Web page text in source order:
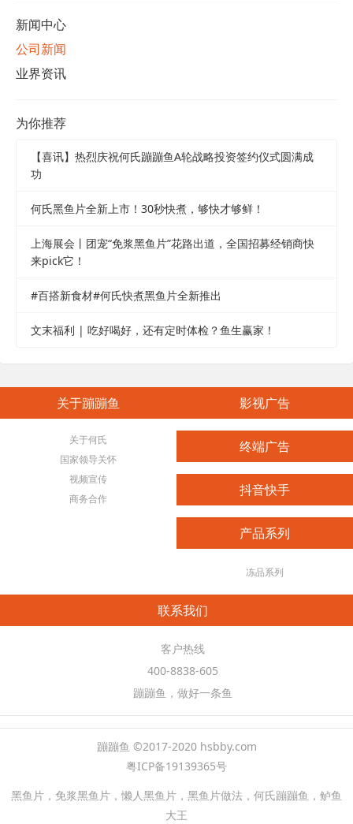
新闻中心
公司新闻
业界资讯
为你推荐
【喜讯】热烈庆祝何氏蹦蹦鱼A轮战略投资签约仪式圆满成
功
何氏黑鱼片全新上市！30秒快煮，够快才够鲜！
上海展会丨团宠“免浆黑鱼片”花路出道，全国招募经销商快
来pick它！
#百搭新食材#何氏快煮黑鱼片全新推出
文末福利 | 吃好喝好，还有定时体检？鱼生赢家！
关于蹦蹦鱼
关于何氏
国家领导关怀
视频宣传
商务合作
影视广告
终端广告
抖音快手
产品系列
冻品系列
联系我们
客户热线
400-8838-605
蹦蹦鱼，做好一条鱼
蹦蹦鱼 ©2017-2020 hsbby.com
粤ICP备19139365号
黑鱼片，免浆黑鱼片，懒人黑鱼片，黑鱼片做法，何氏蹦蹦鱼，鲈鱼
大王